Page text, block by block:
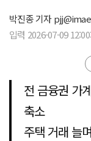
박진종 기자
입력 2026-07-09
전 금융권 가
축소
주택 거래 늘